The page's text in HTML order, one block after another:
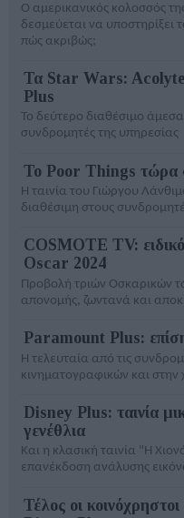
Ο αμερικανικός κολοσσός
δεσμεύεται να υποστηρίξει
πώς ακριβώς;
Τα Star Wars:
Plus
Το δεύτερο διαθέσιμο
συνδρομητές της υπηρεσίας
Το Poor Things τώρα
Η ταινία του Γιώργου
διαθέσιμη στους
COSMOTE TV:
Oscar 2024
Προβολή τριών Οσκαρικών
απονομής, ζωντανά και
Paramount Plus:
Η τελευταία από τις
κινηματογραφικών και
Disney Plus: ταινία
γενέθλια
Και η κλασική ταινία "Η
επανέκδοση ανάλυσης
Τέλος οι